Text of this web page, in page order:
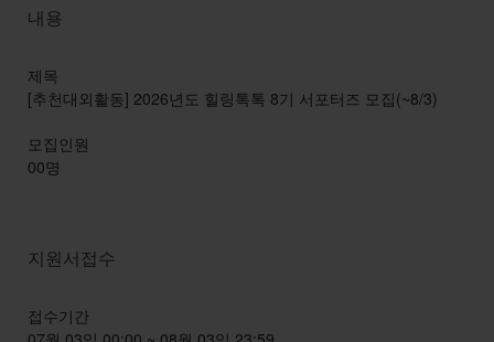
내용
제목
[추천대외활동] 2026년도 힐링톡톡 8기 서포터즈 모집(~8/3)
모집인원
00명
지원서접수
접수기간